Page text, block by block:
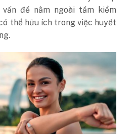
đề nằm ngoài tầm kiểm
thể hữu ích trong việc huyết